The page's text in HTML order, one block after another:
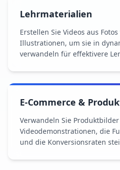
Lehrmaterialien
Erstellen Sie Videos aus
Illustrationen, um sie in
verwandeln für effektivere
E-Commerce &
Verwandeln Sie
Videodemonstrationen, die
und die Konversionsraten